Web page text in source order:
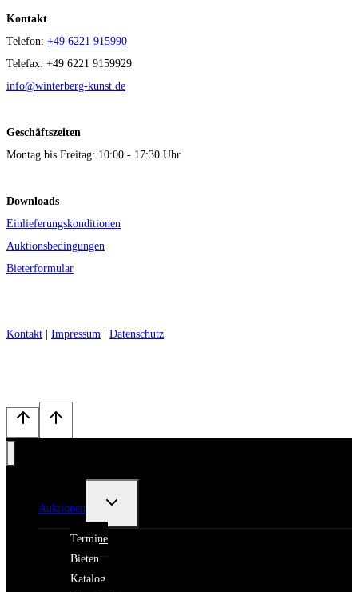
Kontakt
Telefon: +49 6221 915990
Telefax: +49 6221 9159929
info@winterberg-kunst.de
Geschäftszeiten
Montag bis Freitag: 10:00 - 17:30 Uhr
Downloads
Einlieferungskonditionen
Auktionsbedingungen
Bieterformular
Kontakt | Impressum | Datenschutz
Auktionen
Untermenü
Termine
Bieten
Katalog